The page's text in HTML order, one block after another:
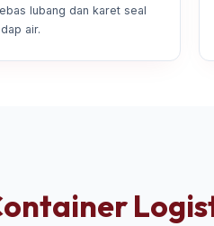
lubang dan karet seal
air.